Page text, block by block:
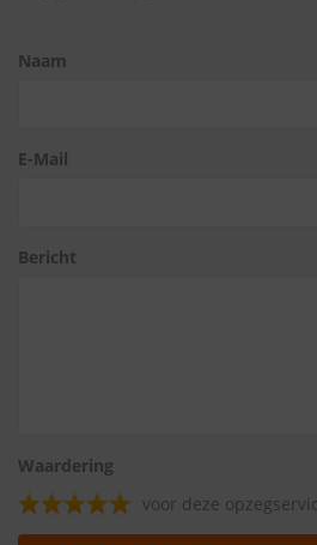
Naam
E-Mail
Bericht
Waardering
voor deze